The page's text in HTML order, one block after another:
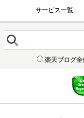
サービス一覧
楽天ブログ